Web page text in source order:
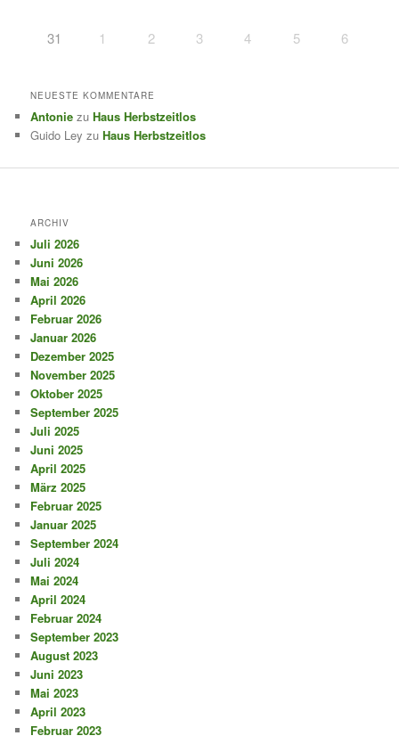
31 1 2 3 4 5 6
NEUESTE KOMMENTARE
Antonie zuHaus Herbstzeitlos
Guido Ley zuHaus Herbstzeitlos
ARCHIV
Juli 2026
Juni 2026
Mai 2026
April 2026
Februar 2026
Januar 2026
Dezember 2025
November 2025
Oktober 2025
September 2025
Juli 2025
Juni 2025
April 2025
März 2025
Februar 2025
Januar 2025
September 2024
Juli 2024
Mai 2024
April 2024
Februar 2024
September 2023
August 2023
Juni 2023
Mai 2023
April 2023
Februar 2023